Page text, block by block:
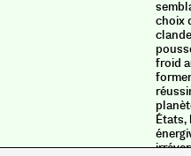
choix
froid
États,